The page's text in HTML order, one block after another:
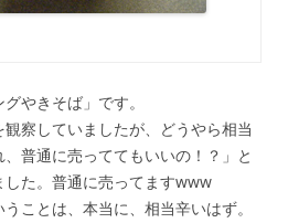
やきそば」です。
察していましたが、どうやら相当
普通に売っててもいいの！？」と
た。普通に売ってますwww
ことは、本当に、相当辛いはず。